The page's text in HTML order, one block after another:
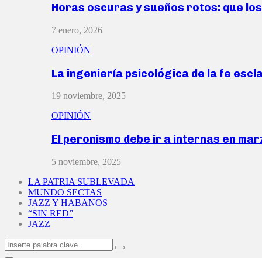
Horas oscuras y sueños rotos: que
7 enero, 2026
OPINIÓN
La ingeniería psicológica de la fe
19 noviembre, 2025
OPINIÓN
El peronismo debe ir a internas en
5 noviembre, 2025
LA PATRIA SUBLEVADA
MUNDO SECTAS
JAZZ Y HABANOS
“SIN RED”
JAZZ
Search
for:
Search